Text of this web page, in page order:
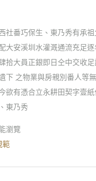
社番巧保生、東乃秀有承
大安溪圳水灌溉通流充足
拾大員正銀即日仝中交收
下 之物業與房親別番人等
欲有憑合立永耕田契字壹
東乃秀
瀏覽
範